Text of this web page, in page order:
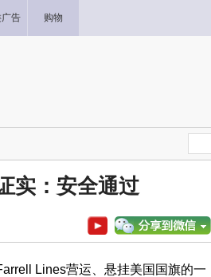
告 购物
实：安全通过
Lines营运、悬挂美国国旗的一